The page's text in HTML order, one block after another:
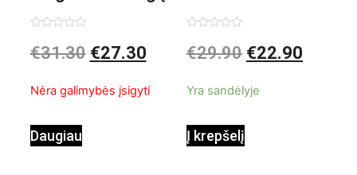
valiklis Klinmag
0
iš
€31.30 €27.30
Nėra galimybės įsigyti
Daugiau
Baltai pilkas
0
iš
€29.90 €22.90
Yra sandėlyje
Į krepšelį